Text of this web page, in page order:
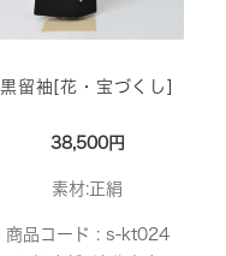
黒留袖[花・宝づくし]
38,500円
素材:正絹
商品コード : s-kt024